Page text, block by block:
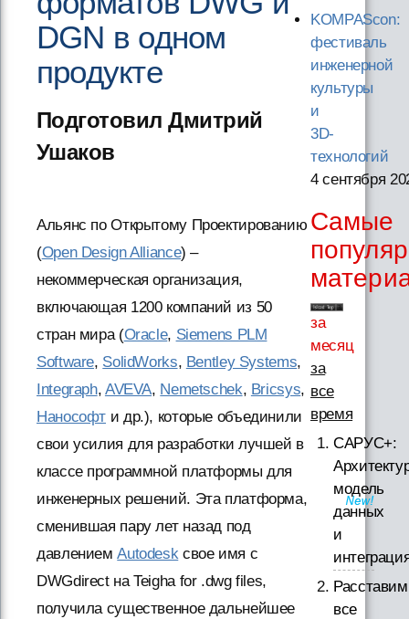
DGN в одном
продукте
Подготовил Дмитрий
Ушаков
Альянс по Открытому Проектированию
(Open Design Alliance) –
некоммерческая организация,
включающая 1200 компаний из 50
стран мира (Oracle, Siemens PLM
Software, SolidWorks, Bentley Systems,
Integraph, AVEVA, Nemetschek, Bricsys,
Нанософт и др.), которые объединили
свои усилия для разработки лучшей в
классе программной платформы для
инженерных решений. Эта платформа,
сменившая пару лет назад под
давлениемAutodeskсвое имя с
DWGdirect на Teigha for .dwg files,
получила существенное дальнейшее
KOMPAScon:
фестиваль
инженерной
культуры
и
3D-
технологий
4 сентября
Самые
за
месяц
за
все
время
САРУС+:
модель
данных
и
Расставим
все